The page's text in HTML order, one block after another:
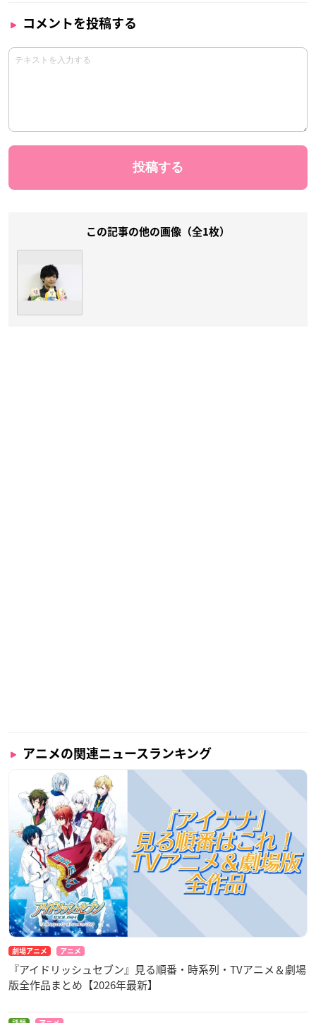
コメントを投稿する
この記事の他の画像（全1枚）
アニメの関連ニュースランキング
劇場アニメ アニメ
『アイドリッシュセブン』見る順番・時系列・TVアニメ＆劇場
版全作品まとめ【2026年最新】